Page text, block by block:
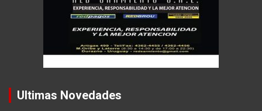
Ultimas Novedades